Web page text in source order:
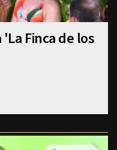
Finca de los